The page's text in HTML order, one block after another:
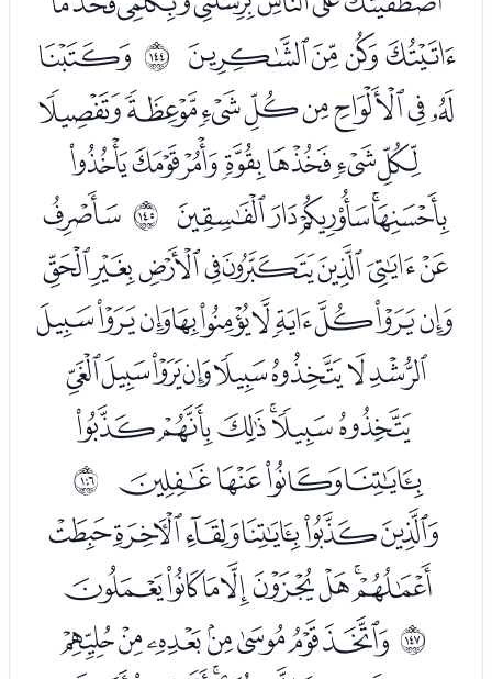
ﭛﭜﭝﭞ ﲏ ﭠ
ﭡﭢﭣﭤﭥﭦﭧﭨ
ﭩﭪﭫﭬﭭﭮﭯ
ﭰﭱﭲﭳﭴ ﲐ ﭶ
ﭷﭸﭹﭺﭻﭼﭽﭾ
ﭿﮀﮁﮂﮃﮄﮅﮆﮇﮈ
ﮉﮊﮋﮌﮍﮎﮏﮐ
ﮑﮒﮓﮔﮕﮖ
ﮗﮘﮙﮚ ﲑ
ﮜﮝﮞﮟﮠﮡ
ﮢﮣﮤﮥﮦﮧﮨﮩ
ﲒ ﮫﮬﮭﮮﮯﮰﮱ